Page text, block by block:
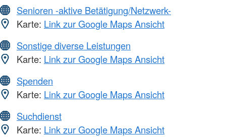
Senioren -aktive Betätigung/Netzwerk-
Karte: Link zur Google Maps Ansicht
Sonstige diverse Leistungen
Karte: Link zur Google Maps Ansicht
Spenden
Karte: Link zur Google Maps Ansicht
Suchdienst
Karte: Link zur Google Maps Ansicht